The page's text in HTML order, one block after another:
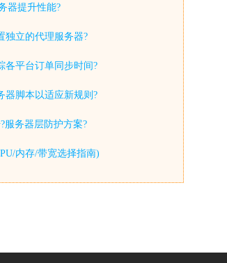
器提升性能?
独立的代理服务器?
各平台订单同步时间?
器脚本以适应新规则?
服务器层防护方案?
内存/带宽选择指南)